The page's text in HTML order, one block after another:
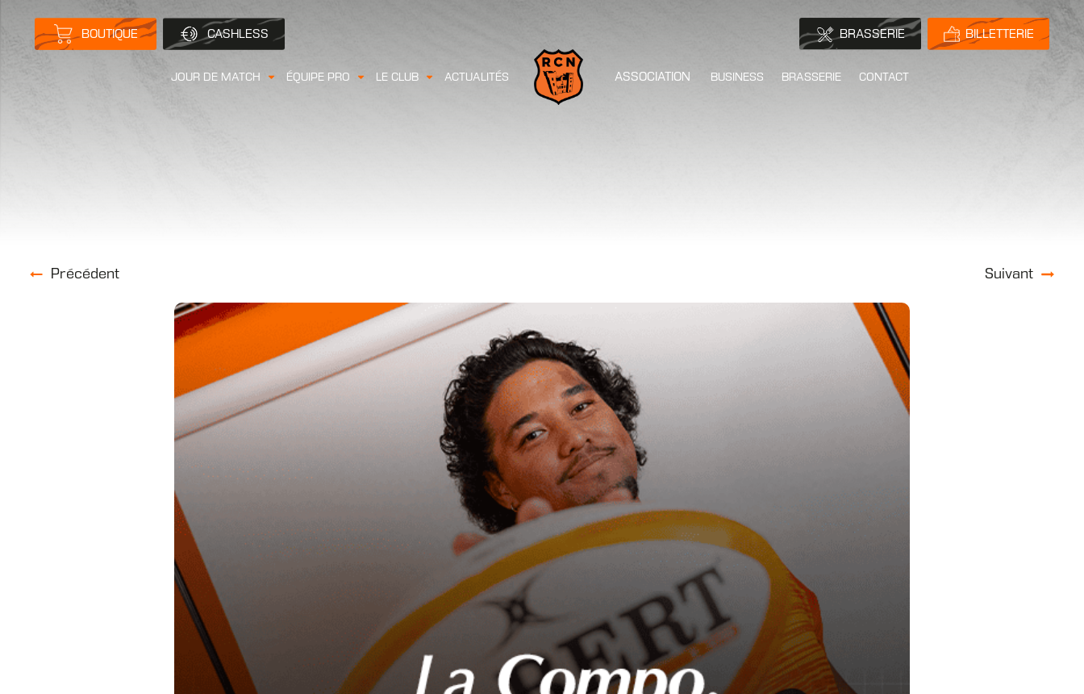
JOUR DE MATCH ÉQUIPE PRO LE CLUB ACTUALITÉS ASSOCIATION BUSINESS BRASSERIE CONTACT
Précédent Suivant
BOUTIQUE CASHLESS BRASSERIE BILLETTERIE